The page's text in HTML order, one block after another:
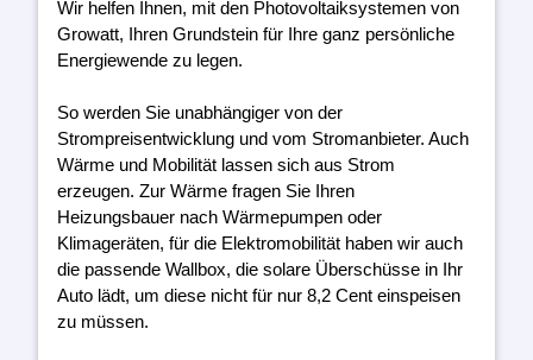
Wir helfen Ihnen, mit den Photovoltaiksystemen von
Growatt, Ihren Grundstein für Ihre ganz persönliche
Energiewende zu legen.
So werden Sie unabhängiger von der
Strompreisentwicklung und vom Stromanbieter. Auch
Wärme und Mobilität lassen sich aus Strom
erzeugen. Zur Wärme fragen Sie Ihren
Heizungsbauer nach Wärmepumpen oder
Klimageräten, für die Elektromobilität haben wir auch
die passende Wallbox, die solare Überschüsse in Ihr
Auto lädt, um diese nicht für nur 8,2 Cent einspeisen
zu müssen.